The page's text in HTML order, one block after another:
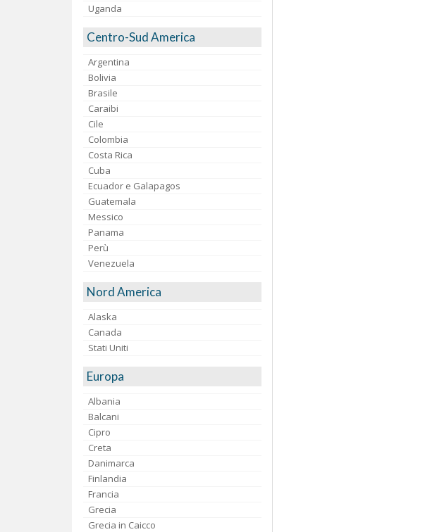
Uganda
Centro-Sud America
Argentina
Bolivia
Brasile
Caraibi
Cile
Colombia
Costa Rica
Cuba
Ecuador e Galapagos
Guatemala
Messico
Panama
Perù
Venezuela
Nord America
Alaska
Canada
Stati Uniti
Europa
Albania
Balcani
Cipro
Creta
Danimarca
Finlandia
Francia
Grecia
Grecia in Caicco